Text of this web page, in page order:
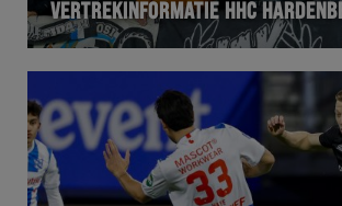
VERTREKINFORMATIE HHC